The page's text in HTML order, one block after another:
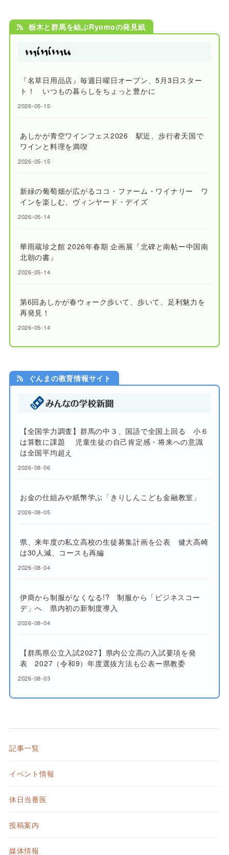
栃木と群馬を結ぶRyomoの発見紙
『名草日用品店』毎週日曜日オープン、5月3日スター
ト！ いつもの暮らしをちょっと豊かに
2026-05-15
あしかが青空ワインフェス2026 駅近、歩行者天国で
ワインと料理を満喫
2026-05-15
新緑の葡萄畑が広がるココ・ファーム・ワイナリー ワ
インを楽しむ、ヴィンヤード・デイズ
2026-05-14
華雨蔵珍之館 2026年春期 企画展『北碑と南帖ー中国南
北朝の書』
2026-05-14
第6回あしかが春ウォーク歩いて、歩いて、足利魅力を
再発見！
2026-05-14
ぐんまの教育情報サイト
【全国学力調査】群馬の中３、国語で全国上回る 小６
は算数に課題 児童生徒の自己肯定感・将来への意識
は全国平均超え
2026-08-06
お金の仕組みや紙幣学ぶ「きりしんこども金融教室」
2026-08-05
県、来年度の私立高校の生徒募集計画を公表 健大高崎
は30人減、コースも再編
2026-08-04
伊商から制服がなくなる!? 制服から「ビジネスコー
デ」へ 県内初の新制度導入
2026-08-04
【群馬県公立入試2027】県内公立高の入試要項を発
表 2027（令和9）年度選抜方法も公表ー県教委
2026-08-03
記事一覧
イベント情報
休日当番医
投稿案内
媒体情報